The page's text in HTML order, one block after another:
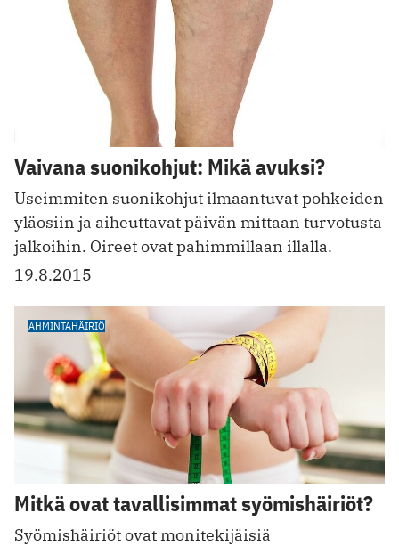
Vaivana suonikohjut: Mikä avuksi?
Useimmiten suonikohjut ilmaantuvat pohkeiden
yläosiin ja aiheuttavat päivän mittaan turvotusta
jalkoihin. Oireet ovat pahimmillaan illalla.
19.8.2015
AHMINTAHÄIRIÖ
Mitkä ovat tavallisimmat syömishäiriöt?
Syömishäiriöt ovat monitekijäisiä